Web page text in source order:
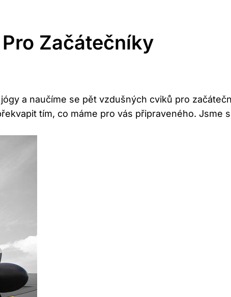
Začátečníky
a naučíme se pět ‍vzdušných cviků pro
tím, co máme ⁤pro vás⁣ připraveného. Jsme